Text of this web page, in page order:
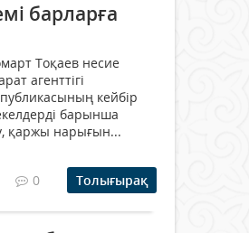
барларға
Тоқаев несие
агенттігі
кейбір
барынша
қаржы нарығын...
0 Толығырақ